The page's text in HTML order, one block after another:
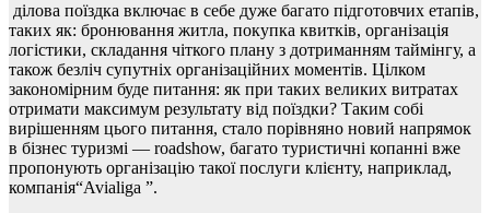
ділова поїздка включає в себе дуже багато підготовчих етапів,
таких як: бронювання житла, покупка квитків, організація
логістики, складання чіткого плану з дотриманням таймінгу, а
також безліч супутніх організаційних моментів. Цілком
закономірним буде питання: як при таких великих витратах
отримати максимум результату від поїздки? Таким собі
вирішенням цього питання, стало порівняно новий напрямок
в бізнес туризмі — roadshow, багато туристичні копанні вже
пропонують організацію такої послуги клієнту, наприклад,
компанія“Avialiga ”.